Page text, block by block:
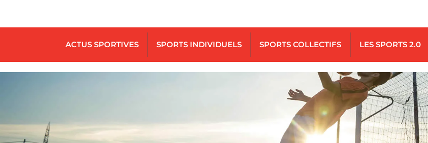
ACTUS SPORTIVES SPORTS INDIVIDUELS SPORTS COLLECTIFS LES SPORTS 2.0